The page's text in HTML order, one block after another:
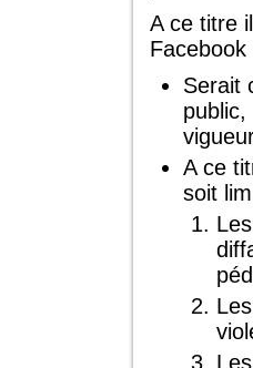
A ce titre
Serait
A ce
soit